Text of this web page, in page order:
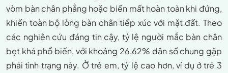
vòm bàn chân phẳng hoặc biến mất hoàn toàn khi đứng,
khiến toàn bộ lòng bàn chân tiếp xúc với mặt đất. Theo
các nghiên cứu đáng tin cậy, tỷ lệ người mắc bàn chân
bẹt khá phổ biến, với khoảng 26,62% dân số chung gặp
phải tình trạng này. Ở trẻ em, tỷ lệ cao hơn, ví dụ ở trẻ 3